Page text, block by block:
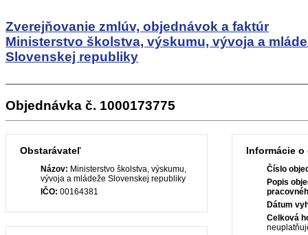
Zverejňovanie zmlúv, objednávok a faktúr
Ministerstvo školstva, výskumu, vývoja a
Slovenskej republiky
Objednávka č. 1000173775
Obstarávateľ
Názov: Ministerstvo školstva, výskumu,
vývoja a mládeže Slovenskej republiky
IČO: 00164381
Informácie
Číslo
Popis
Dátum
Celková